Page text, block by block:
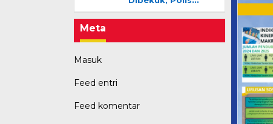
Masuk
Feed entri